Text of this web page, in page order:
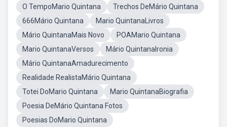
O TempoMario Quintana
Trechos DeMário Quintana
666Mário Quintana
Mario QuintanaLivros
Mário QuintanaMais Novo
POAMario Quintana
Mario QuintanaVersos
Mário QuintanaIronia
Mário QuintanaAmadurecimento
Realidade RealistaMário Quintana
Totei DoMario Quintana
Mario QuintanaBiografia
Poesia DeMário Quintana Fotos
Poesias DoMario Quintana